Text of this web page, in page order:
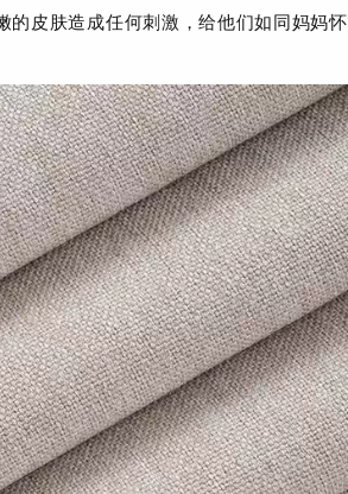
的皮肤造成任何刺激，给他们如同妈妈怀